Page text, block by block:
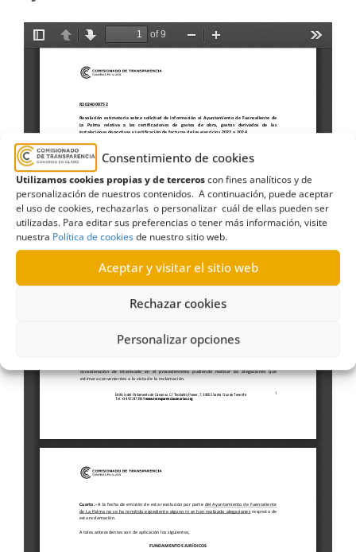
Consentimiento de cookies
Utilizamos cookies propias y de terceroscon fines analíticos y de
personalización de nuestros contenidos. A continuación, puede aceptar
el uso de cookies, rechazarlas o personalizar cuál de ellas pueden ser
utilizadas. Para editar sus preferencias o tener más información, visite
nuestra Política de cookiesde nuestro sitio web.
Aceptar y visitar el sitio web
Rechazar cookies
Personalizar opciones